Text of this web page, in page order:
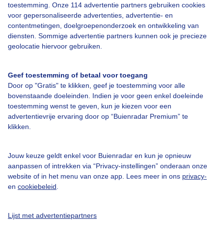
toestemming. Onze 114 advertentie partners gebruiken cookies
voor gepersonaliseerde advertenties, advertentie- en
contentmetingen, doelgroepenonderzoek en ontwikkeling van
diensten. Sommige advertentie partners kunnen ook je precieze
geolocatie hiervoor gebruiken.
Geef toestemming of betaal voor toegang
Door op "Gratis" te klikken, geef je toestemming voor alle
bovenstaande doeleinden. Indien je voor geen enkel doeleinde
toestemming wenst te geven, kun je kiezen voor een
advertentievrije ervaring door op “Buienradar Premium” te
klikken.
Jouw keuze geldt enkel voor Buienradar en kun je opnieuw
aanpassen of intrekken via “Privacy-instellingen” onderaan onze
website of in het menu van onze app. Lees meer in ons privacy-
en cookiebeleid
Lijst met advertentiepartners
Over Buienradar
Bedrijfsgegevens
Veelgestelde vragen
Toegankelijkheid
Gebruikersvoorwaarden
Adverteren
Cookie beleid
Privacy instellingen